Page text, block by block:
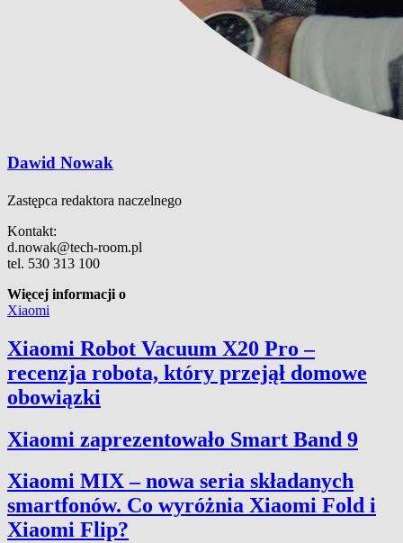
Dawid Nowak
Zastępca redaktora naczelnego
Kontakt:
d.nowak@tech-room.pl
tel. 530 313 100
Więcej informacji o
Xiaomi
Xiaomi Robot Vacuum X20 Pro –
recenzja robota, który przejął domowe
obowiązki
Xiaomi zaprezentowało Smart Band 9
Xiaomi MIX – nowa seria składanych
smartfonów. Co wyróżnia Xiaomi Fold i
Xiaomi Flip?